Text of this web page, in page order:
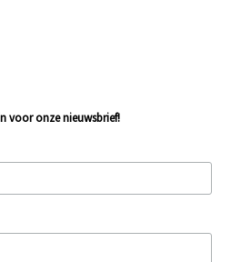
voor onze nieuwsbrief!